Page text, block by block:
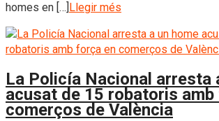
homes en […] Llegir més
La Policía Nacional arresta
acusat de 15 robatoris
comerços de València